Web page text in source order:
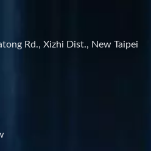
Rd., Xizhi Dist., New Taipei